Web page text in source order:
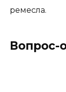
ремесла.
Вопрос-